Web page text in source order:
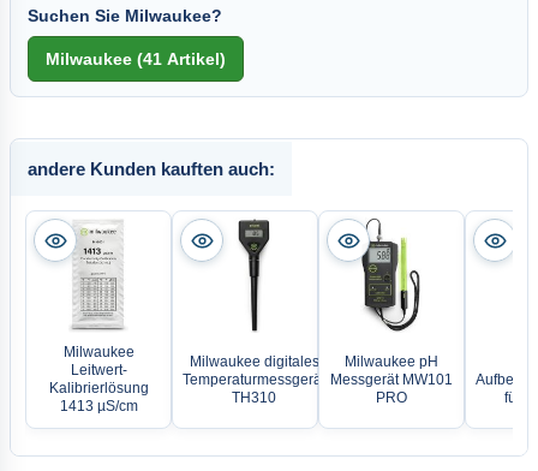
Suchen Sie Milwaukee?
andere Kunden kauften auch:
Milwaukee
Leitwert-
Kalibrierlösung
1413 µS/cm
Milwaukee digitales
Temperaturmessgerät
TH310
Milwaukee pH
Messgerät MW101
PRO
für